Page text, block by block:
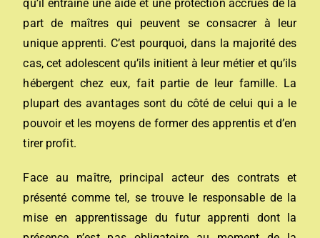
qu’il entraîne une aide et une protection accrues de la
part de maîtres qui peuvent se consacrer à leur
unique apprenti. C’est pourquoi, dans la majorité des
cas, cet adolescent qu’ils initient à leur métier et qu’ils
hébergent chez eux, fait partie de leur famille. La
plupart des avantages sont du côté de celui qui a le
pouvoir et les moyens de former des apprentis et d’en
tirer profit.
Face au maître, principal acteur des contrats et
présenté comme tel, se trouve le responsable de la
mise en apprentissage du futur apprenti dont la